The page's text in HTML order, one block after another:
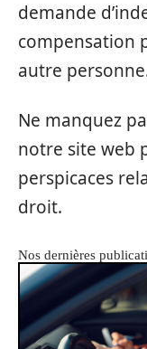
demande
compensation
autre
Ne manquez
notre site web
perspicaces
droit.
Nos dernières